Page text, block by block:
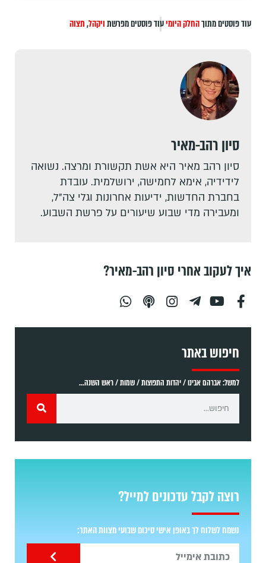
עוד פוסטים מתוךהחלק היומיעוד פוסטים מפרשתויקהל,תצוה
סיון רהב-מאיר
סיון רהב מאיר היא אשת תקשורת ומרצה. נשואה
לידידיה, אימא לחמישה, ירושלמית. עובדת
בחברת החדשות, ידיעות אחרונות וגלי צה"ל,
ומעבירה מדי שבוע שיעורים על פרשת השבוע.
איך לעקוב אחרי סיון רהב-מאיר?
חיפוש באתר
למשל: אברהם אבינו / יהדות התפוצות / שמות / ראש השנה...
רוצה לקבל עדכונים למייל?
נשמח לשלוח לך באופן אישי סיכום שבועי מצוות האתר: